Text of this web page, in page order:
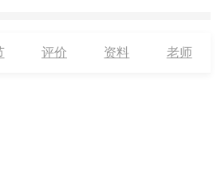
评价 资料 老师